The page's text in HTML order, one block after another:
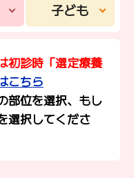
子ども
初診時「選定療養
こちら
部位を選択、もし
選択してくださ